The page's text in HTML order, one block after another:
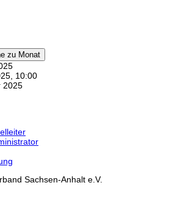
zu Monat
10:00
2025
Sachsen-Anhalt e.V.